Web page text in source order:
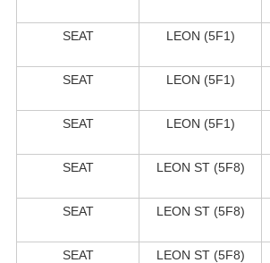
SEAT
LEON (5F1)
SEAT
LEON (5F1)
SEAT
LEON (5F1)
SEAT
LEON ST (5F8)
SEAT
LEON ST (5F8)
SEAT
LEON ST (5F8)